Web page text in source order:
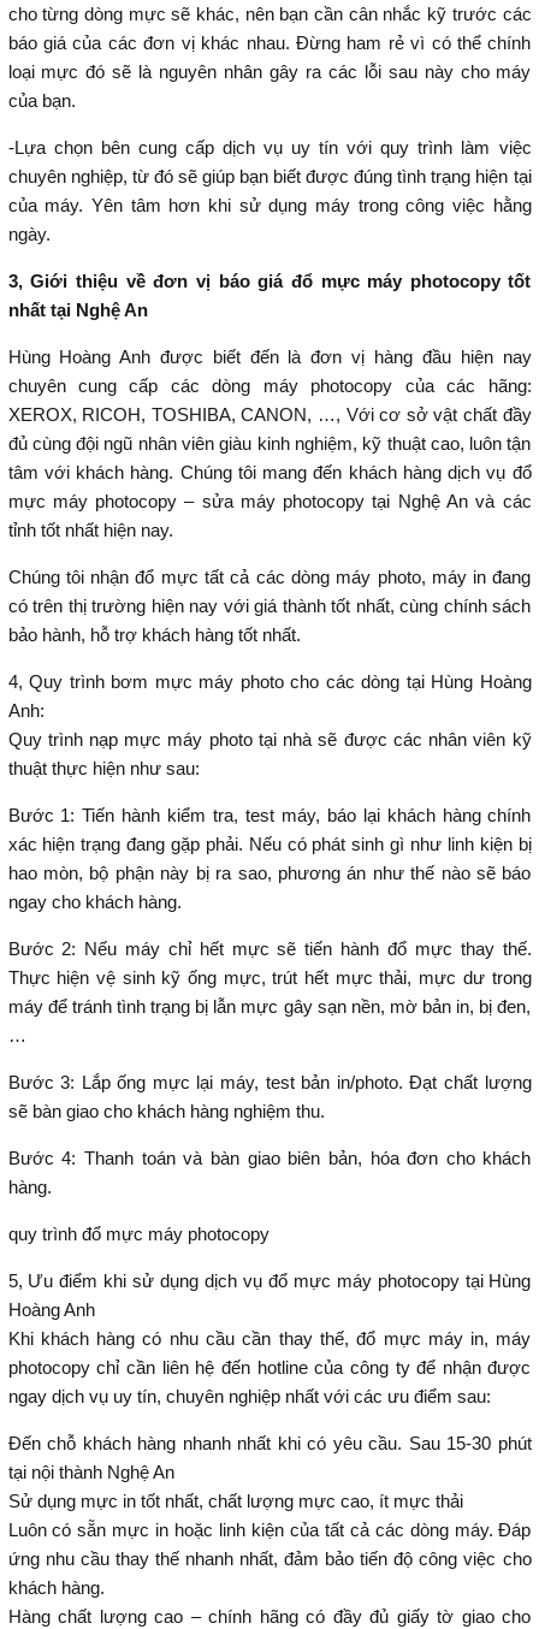
cho từng dòng mực sẽ khác, nên bạn cần cân nhắc kỹ trước các
báo giá của các đơn vị khác nhau. Đừng ham rẻ vì có thể chính
loại mực đó sẽ là nguyên nhân gây ra các lỗi sau này cho máy
của bạn.
-Lựa chọn bên cung cấp dịch vụ uy tín với quy trình làm việc
chuyên nghiệp, từ đó sẽ giúp bạn biết được đúng tình trạng hiện tại
của máy. Yên tâm hơn khi sử dụng máy trong công việc hằng
ngày.
3, Giới thiệu về đơn vị báo giá đổ mực máy photocopy tốt
nhất tại Nghệ An
Hùng Hoàng Anh được biết đến là đơn vị hàng đầu hiện nay
chuyên cung cấp các dòng máy photocopy của các hãng:
XEROX, RICOH, TOSHIBA, CANON, …, Với cơ sở vật chất đầy
đủ cùng đội ngũ nhân viên giàu kinh nghiệm, kỹ thuật cao, luôn tận
tâm với khách hàng. Chúng tôi mang đến khách hàng dịch vụ đổ
mực máy photocopy – sửa máy photocopy tại Nghệ An và các
tỉnh tốt nhất hiện nay.
Chúng tôi nhận đổ mực tất cả các dòng máy photo, máy in đang
có trên thị trường hiện nay với giá thành tốt nhất, cùng chính sách
bảo hành, hỗ trợ khách hàng tốt nhất.
4, Quy trình bơm mực máy photo cho các dòng tại Hùng Hoàng
Anh:
Quy trình nạp mực máy photo tại nhà sẽ được các nhân viên kỹ
thuật thực hiện như sau:
Bước 1: Tiến hành kiểm tra, test máy, báo lại khách hàng chính
xác hiện trạng đang gặp phải. Nếu có phát sinh gì như linh kiện bị
hao mòn, bộ phận này bị ra sao, phương án như thế nào sẽ báo
ngay cho khách hàng.
Bước 2: Nếu máy chỉ hết mực sẽ tiến hành đổ mực thay thế.
Thực hiện vệ sinh kỹ ống mực, trút hết mực thải, mực dư trong
máy để tránh tình trạng bị lẫn mực gây sạn nền, mờ bản in, bị đen,
…
Bước 3: Lắp ống mực lại máy, test bản in/photo. Đạt chất lượng
sẽ bàn giao cho khách hàng nghiệm thu.
Bước 4: Thanh toán và bàn giao biên bản, hóa đơn cho khách
hàng.
quy trình đổ mực máy photocopy
5, Ưu điểm khi sử dụng dịch vụ đổ mực máy photocopy tại Hùng
Hoàng Anh
Khi khách hàng có nhu cầu cần thay thế, đổ mực máy in, máy
photocopy chỉ cần liên hệ đến hotline của công ty để nhận được
ngay dịch vụ uy tín, chuyên nghiệp nhất với các ưu điểm sau:
Đến chỗ khách hàng nhanh nhất khi có yêu cầu. Sau 15-30 phút
tại nội thành Nghệ An
Sử dụng mực in tốt nhất, chất lượng mực cao, ít mực thải
Luôn có sẵn mực in hoặc linh kiện của tất cả các dòng máy. Đáp
ứng nhu cầu thay thế nhanh nhất, đảm bảo tiến độ công việc cho
khách hàng.
Hàng chất lượng cao – chính hãng có đầy đủ giấy tờ giao cho